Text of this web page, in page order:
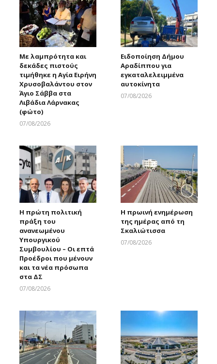
Με λαμπρότητα και
δεκάδες πιστούς
τιμήθηκε η Αγία Ειρήνη
Χρυσοβαλάντου στον
Άγιο Σάββα στα
Λιβάδια Λάρνακας
(φώτο)
07/08/2026
Ειδοποίηση Δήμου
Αραδίππου για
εγκαταλελειμμένα
αυτοκίνητα
07/08/2026
Η πρώτη πολιτική
πράξη του
ανανεωμένου
Υπουργικού
Συμβουλίου – Οι επτά
Προέδροι που μένουν
και τα νέα πρόσωπα
στα ΔΣ
07/08/2026
Η πρωινή ενημέρωση
της ημέρας από τη
Σκαλιώτισσα
07/08/2026